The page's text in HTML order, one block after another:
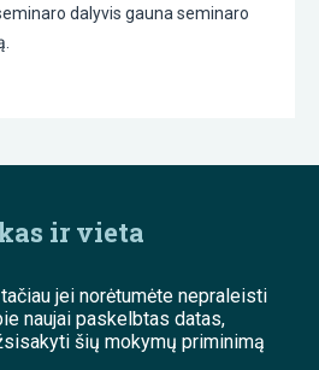
dalyvis gauna seminaro
ir vieta
jei norėtumėte nepraleisti
naujai paskelbtas datas,
šių mokymų priminimą